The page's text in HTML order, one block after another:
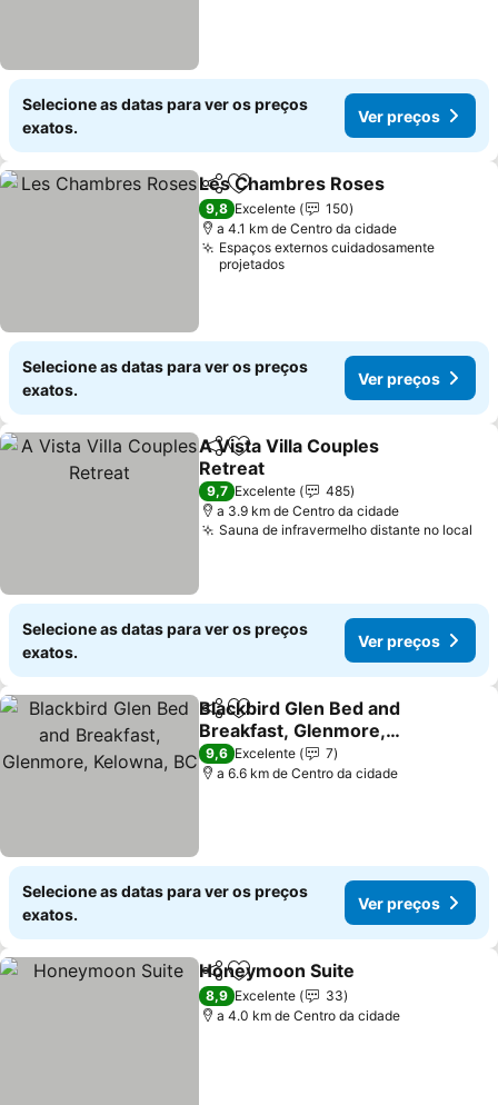
Selecione as datas para ver os preços
exatos.
Ver preços
PartilharAdicionar aos favoritos
Les Chambres Roses
9,8 Excelente
150
a 4.1 km de Centro da cidade
Espaços externos cuidadosamente
projetados
Selecione as datas para ver os preços
exatos.
Ver preços
PartilharAdicionar aos favoritos
A Vista Villa Couples
Retreat
Ver preços
9,7 Excelente
485
a 3.9 km de Centro da cidade
Sauna de infravermelho distante no local
Selecione as datas para ver os preços
exatos.
Ver preços
PartilharAdicionar aos favoritos
Blackbird Glen Bed and
Breakfast, Glenmore,
Kelowna, BC
Ver preços
9,6 Excelente
7
a 6.6 km de Centro da cidade
Selecione as datas para ver os preços
exatos.
Ver preços
PartilharAdicionar aos favoritos
Honeymoon Suite
8,9 Excelente
33
a 4.0 km de Centro da cidade